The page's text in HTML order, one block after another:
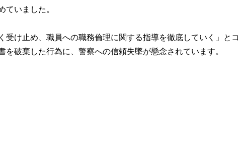
ていました。
け止め、職員への職務倫理に関する指導を徹底していく」とコ
破棄した行為に、警察への信頼失墜が懸念されています。